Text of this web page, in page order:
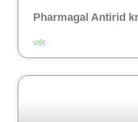
Pharmagal Antirid
VIŠE..